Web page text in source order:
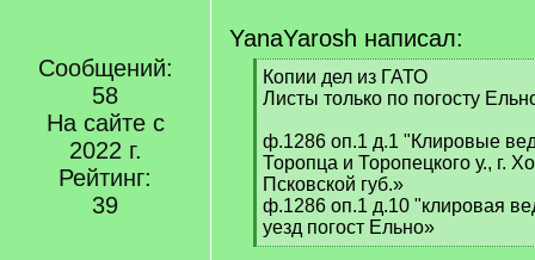
Сообщений:
58
На сайте с
2022 г.
Рейтинг:
39
YanaYarosh написал:
[
q
Копии дел из ГАТО
Листы только по погосту
ф.1286 оп.1 д.1 "Клировые
Торопца и Торопецкого у., г.
Псковской губ.»
ф.1286 оп.1 д.10 "клировая
уезд погост Ельно»
[